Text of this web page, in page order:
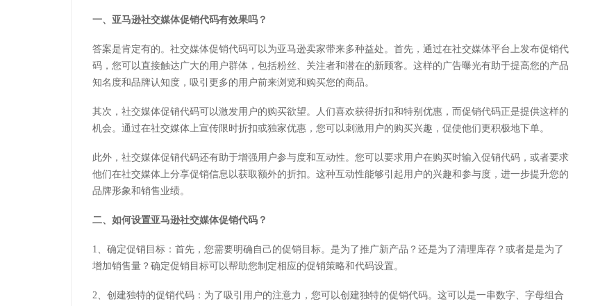
一、亚马逊社交媒体促销代码有效果吗？
答案是肯定有的。社交媒体促销代码可以为亚马逊卖家带来多种益处。首先，通过在社交媒体平台上发布促销代
码，您可以直接触达广大的用户群体，包括粉丝、关注者和潜在的新顾客。这样的广告曝光有助于提高您的产品
知名度和品牌认知度，吸引更多的用户前来浏览和购买您的商品。
其次，社交媒体促销代码可以激发用户的购买欲望。人们喜欢获得折扣和特别优惠，而促销代码正是提供这样的
机会。通过在社交媒体上宣传限时折扣或独家优惠，您可以刺激用户的购买兴趣，促使他们更积极地下单。
此外，社交媒体促销代码还有助于增强用户参与度和互动性。您可以要求用户在购买时输入促销代码，或者要求
他们在社交媒体上分享促销信息以获取额外的折扣。这种互动性能够引起用户的兴趣和参与度，进一步提升您的
品牌形象和销售业绩。
二、如何设置亚马逊社交媒体促销代码？
1、确定促销目标：首先，您需要明确自己的促销目标。是为了推广新产品？还是为了清理库存？或者是是为了
增加销售量？确定促销目标可以帮助您制定相应的促销策略和代码设置。
2、创建独特的促销代码：为了吸引用户的注意力，您可以创建独特的促销代码。这可以是一串数字、字母组合